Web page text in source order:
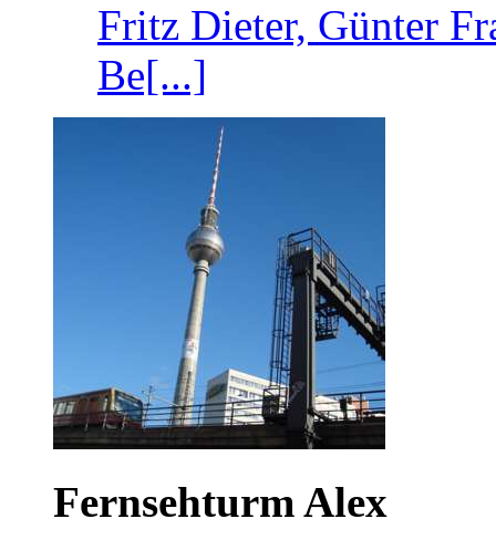
Fritz Dieter, Günter
Be[...]
Fernsehturm Alex